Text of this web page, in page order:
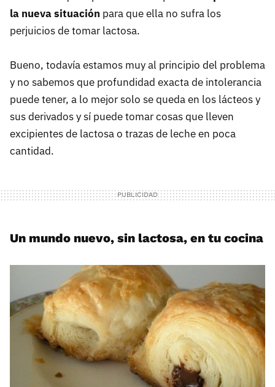
la nueva situación para que ella no sufra los
perjuicios de tomar lactosa.
Bueno, todavía estamos muy al principio del problema
y no sabemos que profundidad exacta de intolerancia
puede tener, a lo mejor solo se queda en los lácteos y
sus derivados y sí puede tomar cosas que lleven
excipientes de lactosa o trazas de leche en poca
cantidad.
Un mundo nuevo, sin lactosa, en tu cocina